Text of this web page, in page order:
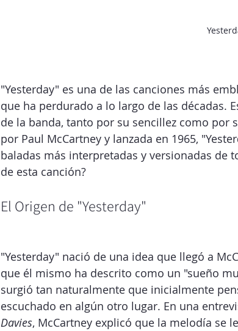
"Yesterday" es una de las canciones más
que ha perdurado a lo largo de las décadas.
de la banda, tanto por su sencillez como por
por Paul McCartney y lanzada en 1965,
baladas más interpretadas y versionadas de
de esta canción?
El Origen de "Yesterday"
"Yesterday" nació de una idea que llegó a
que él mismo ha descrito como un "sueño
surgió tan naturalmente que inicialmente
escuchado en algún otro lugar. En una
Davies, McCartney explicó que la melodía se